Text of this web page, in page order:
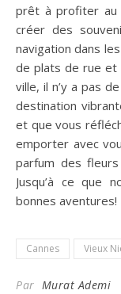
prêt à profiter au
créer des
navigation dans
de plats de rue et
ville, il n’y a pas
destination
et que vous
emporter avec
parfum des
Jusqu’à ce que
bonnes aventures!
Cannes Vieux
Par Murat Ademi